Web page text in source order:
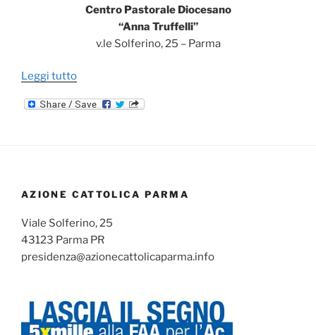
Centro Pastorale Diocesano
“Anna Truffelli”
v.le Solferino, 25 – Parma
Leggi tutto“XVII
diocesana”
AZIONE CATTOLICA PARMA
Viale Solferino, 25
43123 Parma PR
presidenza@azionecattolicaparma.info